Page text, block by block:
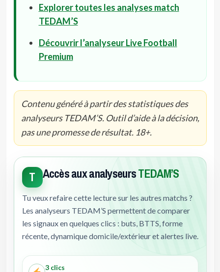
Explorer toutes les analyses match
TEDAM’S
Découvrir l’analyseur Live Football
Premium
Contenu généré à partir des statistiques des
analyseurs TEDAM’S. Outil d’aide à la décision,
pas une promesse de résultat. 18+.
T Accès aux analyseursTEDAM’S
Tu veux refaire cette lecture sur les autres matchs ?
Les analyseurs TEDAM’S permettent de comparer
les signaux en quelques clics : buts, BTTS, forme
récente, dynamique domicile/extérieur et alertes live.
3 clics